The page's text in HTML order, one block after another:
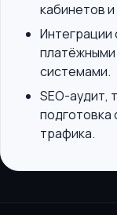
кабинетов
Интеграции
системами.
SEO-аудит,
подготовка
трафика.